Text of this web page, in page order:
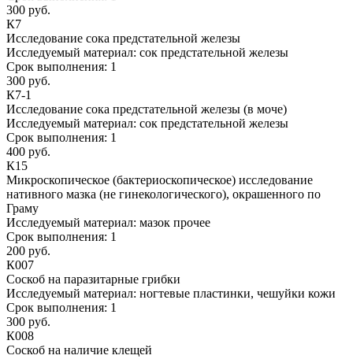
300 руб.
К7
Исследование сока предстательной железы
Исследуемый материал: сок предстательной железы
Срок выполнения: 1
300 руб.
К7-1
Исследование сока предстательной железы (в моче)
Исследуемый материал: сок предстательной железы
Срок выполнения: 1
400 руб.
К15
Микроскопическое (бактериоскопическое) исследование
нативного мазка (не гинекологического), окрашенного по
Граму
Исследуемый материал: мазок прочее
Срок выполнения: 1
200 руб.
К007
Соскоб на паразитарные грибки
Исследуемый материал: ногтевые пластинки, чешуйки кожи
Срок выполнения: 1
300 руб.
К008
Соскоб на наличие клещей